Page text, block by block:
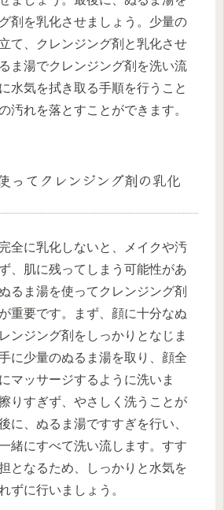
剤を乳化させましょう。少量の
て、クレンジング剤と乳化させ
ま湯でクレンジング剤を洗い流
水気を拭き取る手順を行うこと
汚れを落とすことができます。
ってクレンジング剤の乳化
全に乳化しないと、メイクや汚
、肌に残ってしまう可能性があ
るま湯を使ってクレンジング剤
重要です。まず、顔に十分なぬ
ンジング剤をしっかりとなじま
に少量のぬるま湯を取り、顔全
マッサージするように洗いま
りすぎず、やさしく洗うことが
に、ぬるま湯ですすぎを行い、
緒にすべて洗い流します。すす
となるため、しっかりと水気を
ずに行いましょう。